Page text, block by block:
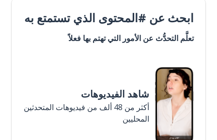
ابحث عن #المحتوى الذي تستمتع به
تعلَّم التحدُّث عن الأمور التي تهتم بها فعلاً
شاهد الفيديوهات
أكثر من 48 ألف من فيديوهات المتحدثين
المحليين